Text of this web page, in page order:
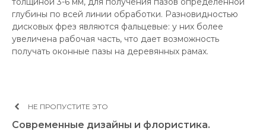
глубины по всей линии обработки. Разновидностью
дисковых фрез являются фальцевые: у них более
увеличена рабочая часть, что дает возможность
получать оконные пазы на деревянных рамах.
НЕ ПРОПУСТИТЕ ЭТО
Современные дизайны и флористика.